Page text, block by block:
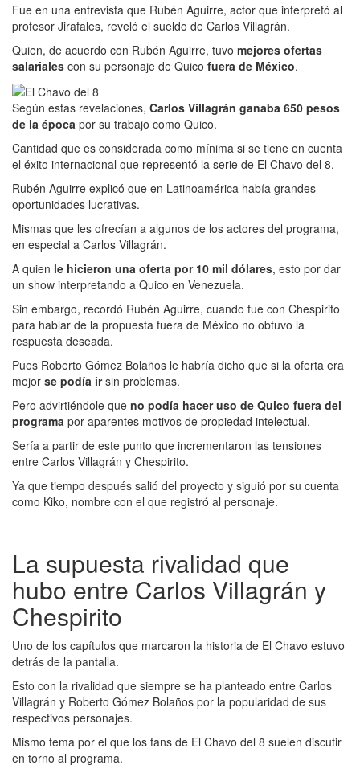
Fue en una entrevista que Rubén Aguirre, actor que interpretó al
profesor Jirafales, reveló el sueldo de Carlos Villagrán.
Quien, de acuerdo con Rubén Aguirre, tuvo mejores ofertas
salariales con su personaje de Quico fuera de México.
Según estas revelaciones, Carlos Villagrán ganaba 650 pesos
de la época por su trabajo como Quico.
Cantidad que es considerada como mínima si se tiene en cuenta
el éxito internacional que representó la serie de El Chavo del 8.
Rubén Aguirre explicó que en Latinoamérica había grandes
oportunidades lucrativas.
Mismas que les ofrecían a algunos de los actores del programa,
en especial a Carlos Villagrán.
A quien le hicieron una oferta por 10 mil dólares, esto por dar
un show interpretando a Quico en Venezuela.
Sin embargo, recordó Rubén Aguirre, cuando fue con Chespirito
para hablar de la propuesta fuera de México no obtuvo la
respuesta deseada.
Pues Roberto Gómez Bolaños le habría dicho que si la oferta era
mejor se podía irsin problemas.
Pero advirtiéndole que no podía hacer uso de Quico fuera del
programa por aparentes motivos de propiedad intelectual.
Sería a partir de este punto que incrementaron las tensiones
entre Carlos Villagrán y Chespirito.
Ya que tiempo después salió del proyecto y siguió por su cuenta
como Kiko, nombre con el que registró al personaje.
La supuesta rivalidad que
hubo entre Carlos Villagrán y
Chespirito
Uno de los capítulos que marcaron la historia de El Chavo estuvo
detrás de la pantalla.
Esto con la rivalidad que siempre se ha planteado entre Carlos
Villagrán y Roberto Gómez Bolaños por la popularidad de sus
respectivos personajes.
Mismo tema por el que los fans de El Chavo del 8 suelen discutir
en torno al programa.